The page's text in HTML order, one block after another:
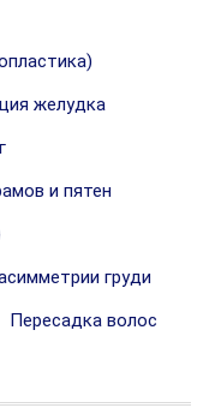
желудка
и пятен
груди
Пересадка волос